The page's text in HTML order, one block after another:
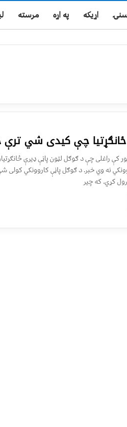
اړیکه په اړه مرسته
چې کیدی شي ترې
کې راغلی چې د ګوګل لټون پاڼې ډیرې
نه وي خبر. د ګوګل پاڼې کاروونکي کولی
کړي. که چیر